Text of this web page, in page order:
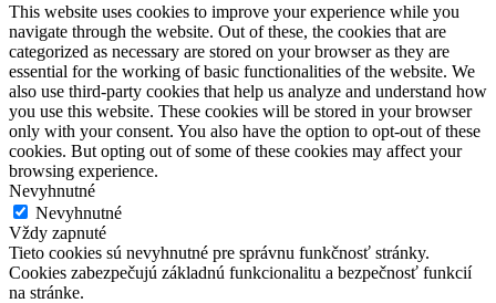
This website uses cookies to improve your experience while you
navigate through the website. Out of these, the cookies that are
categorized as necessary are stored on your browser as they are
essential for the working of basic functionalities of the website. We
also use third-party cookies that help us analyze and understand how
you use this website. These cookies will be stored in your browser
only with your consent. You also have the option to opt-out of these
cookies. But opting out of some of these cookies may affect your
browsing experience.
Nevyhnutné
Nevyhnutné
Vždy zapnuté
Tieto cookies sú nevyhnutné pre správnu funkčnosť stránky.
Cookies zabezpečujú základnú funkcionalitu a bezpečnosť funkcií
na stránke.